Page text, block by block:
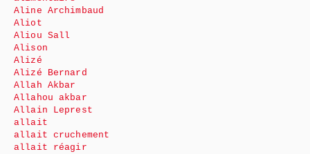
Aline Archimbaud
Aliot
Aliou Sall
Alison
Alizé
Alizé Bernard
Allah Akbar
Allahou akbar
Allain Leprest
allait
allait cruchement
allait réagir